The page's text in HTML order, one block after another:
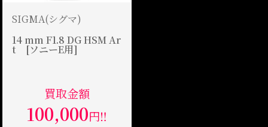
SIGMA(シグマ)
14 mm F1.8 DG HSM Ar
t [ソニーE用]
買取金額
100,000円‼